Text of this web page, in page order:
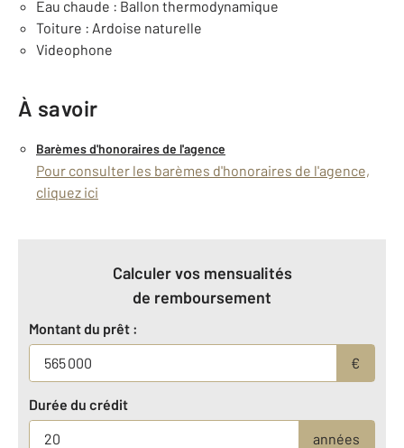
Eau chaude : Ballon thermodynamique
Toiture : Ardoise naturelle
Videophone
À savoir
Barèmes d'honoraires de l'agence
Pour consulter les barèmes d'honoraires de l'agence,
cliquez ici
Calculer vos mensualités
de remboursement
Montant du prêt :
€
Durée du crédit
années